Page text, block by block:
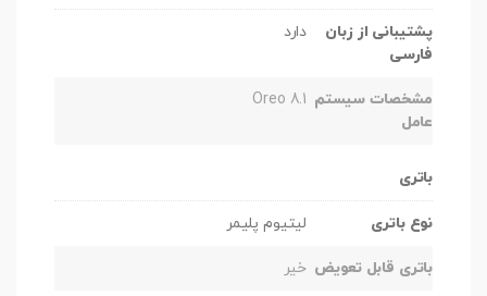
پشتیبانی از زبان
فارسی
دارد
مشخصات سیستم
عامل
Oreo 8.1
باتری
نوع باتری لیتیوم پلیمر
باتری قابل تعویض خیر